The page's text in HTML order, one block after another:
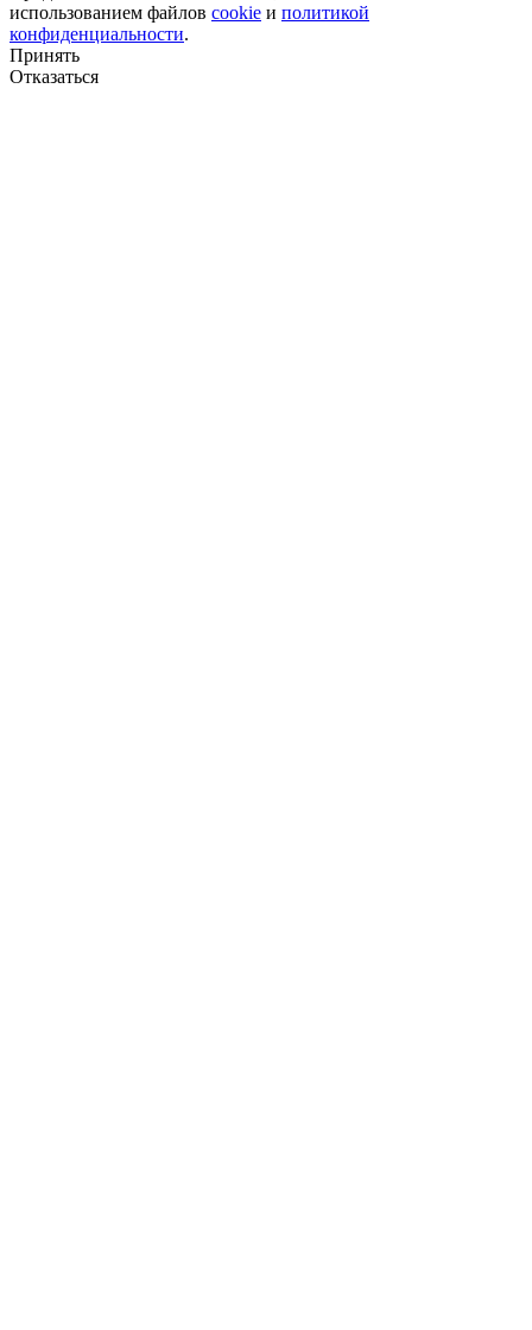
Форма
Группа горючести
использованием файлов cookie и политикой
конфиденциальности.
Принять
Отказаться